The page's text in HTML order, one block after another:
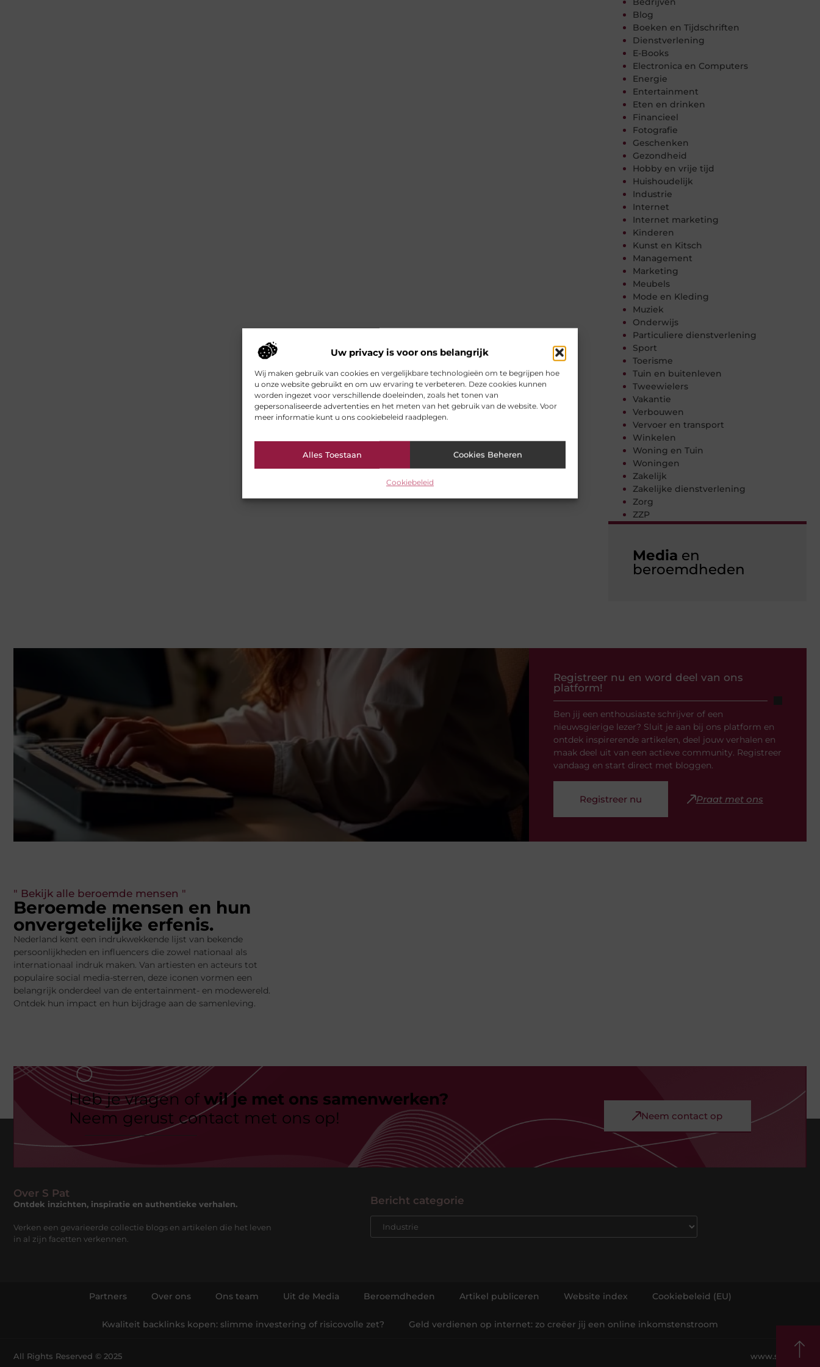
Uw privacy is voor ons belangrijk
Wij maken gebruik van cookies en vergelijkbare technologieën om te begrijpen hoe
u onze website gebruikt en om uw ervaring te verbeteren. Deze cookies kunnen
worden ingezet voor verschillende doeleinden, zoals het tonen van
gepersonaliseerde advertenties en het meten van het gebruik van de website. Voor
meer informatie kunt u ons cookiebeleid raadplegen.
Alles Toestaan Cookies Beheren
Cookiebeleid
Blog
Boeken en Tijdschriften
Dienstverlening
E-Books
Electronica en Computers
Energie
Entertainment
Eten en drinken
Financieel
Fotografie
Geschenken
Gezondheid
Hobby en vrije tijd
Huishoudelijk
Industrie
Internet
Internet marketing
Kinderen
Kunst en Kitsch
Management
Marketing
Meubels
Mode en Kleding
Muziek
Onderwijs
Particuliere dienstverlening
Sport
Toerisme
Tuin en buitenleven
Tweewielers
Vakantie
Verbouwen
Vervoer en transport
Winkelen
Woning en Tuin
Woningen
Zakelijk
Zakelijke dienstverlening
Zorg
ZZP
Media en
beroemdheden
Registreer nu en word deel van ons
platform!
Ben jij een enthousiaste schrijver of een
nieuwsgierige lezer? Sluit je aan bij ons platform en
ontdek inspirerende artikelen, deel jouw verhalen en
maak deel uit van een actieve community. Registreer
vandaag en start direct met bloggen.
Registreer nu Praat met ons
" Bekijk alle beroemde mensen "
Beroemde mensen en hun
onvergetelijke erfenis.
Nederland kent een indrukwekkende lijst van bekende
persoonlijkheden en influencers die zowel nationaal als
internationaal indruk maken. Van artiesten en acteurs tot
populaire social media-sterren, deze iconen vormen een
belangrijk onderdeel van de entertainment- en modewereld.
Ontdek hun impact en hun bijdrage aan de samenleving.
Heb je vragen of wil je met ons samenwerken?
Neem gerust contact met ons op!
Neem contact op
Over S Pat
Ontdek inzichten, inspiratie en authentieke verhalen.
Verken een gevarieerde collectie blogs en artikelen die het leven
in al zijn facetten verkennen.
Bericht categorie
Partners Over ons Ons team Uit de Media Beroemdheden Artikel publiceren Website index Cookiebeleid (EU)
Kwaliteit backlinks kopen: slimme investering of risicovolle zet? Geld verdienen op internet: zo creëer jij een online inkomstenstroom
All Rights Reserved © 2025 www.s-pat.nl.